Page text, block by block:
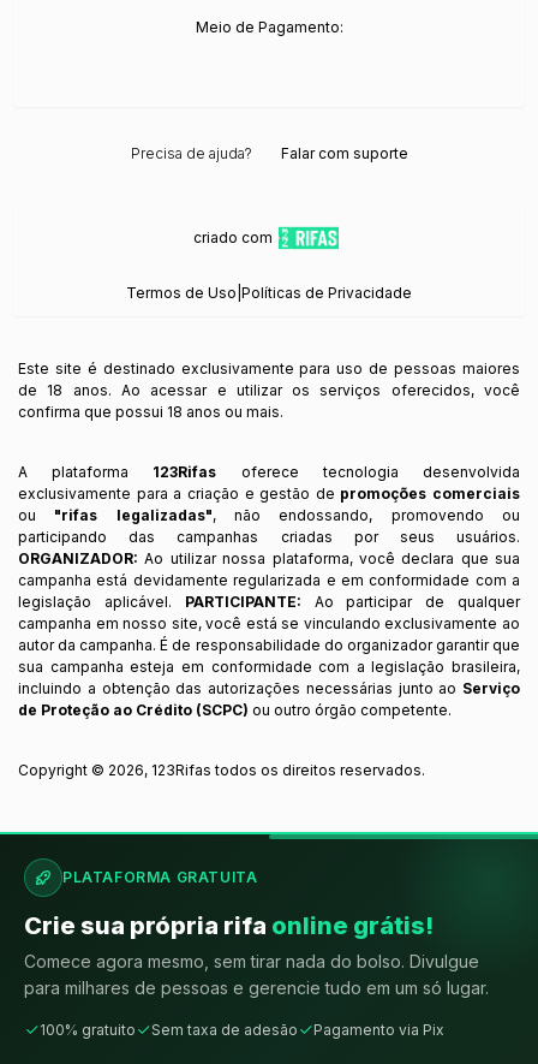
Meio de Pagamento:
Precisa de ajuda? Falar com suporte
criado com
Termos de Uso Políticas de Privacidade
Este site é destinado exclusivamente para uso de pessoas maiores
de 18 anos. Ao acessar e utilizar os serviços oferecidos, você
confirma que possui 18 anos ou mais.
A plataforma 123Rifas oferece tecnologia desenvolvida
exclusivamente para a criação e gestão de promoções comerciais
ou "rifas legalizadas", não endossando, promovendo ou
participando das campanhas criadas por seus usuários.
ORGANIZADOR: Ao utilizar nossa plataforma, você declara que sua
campanha está devidamente regularizada e em conformidade com a
legislação aplicável. PARTICIPANTE: Ao participar de qualquer
campanha em nosso site, você está se vinculando exclusivamente ao
autor da campanha. É de responsabilidade do organizador garantir que
sua campanha esteja em conformidade com a legislação brasileira,
incluindo a obtenção das autorizações necessárias junto ao Serviço
de Proteção ao Crédito (SCPC) ou outro órgão competente.
Copyright © 2026, 123Rifas todos os direitos reservados.
PLATAFORMA GRATUITA
Crie sua própria rifa online grátis!
Comece agora mesmo, sem tirar nada do bolso. Divulgue
para milhares de pessoas e gerencie tudo em um só lugar.
100% gratuito Sem taxa de adesão Pagamento via Pix